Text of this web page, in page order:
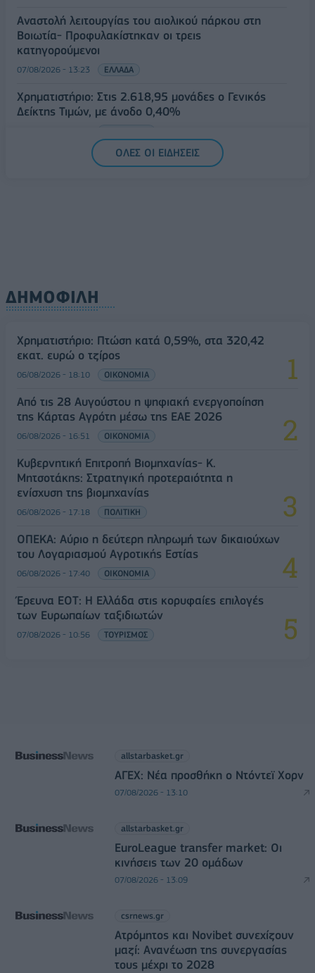
Αναστολή λειτουργίας του αιολικού πάρκου στη
Βοιωτία- Προφυλακίστηκαν οι τρεις
κατηγορούμενοι
07/08/2026 - 13:23 ΕΛΛΑΔΑ
Χρηματιστήριο: Στις 2.618,95 μονάδες ο Γενικός
Δείκτης Τιμών, με άνοδο 0,40%
ΟΛΕΣ ΟΙ ΕΙΔΗΣΕΙΣ
ΔΗΜΟΦΙΛΗ
Χρηματιστήριο: Πτώση κατά 0,59%, στα 320,42
εκατ. ευρώ ο τζίρος
06/08/2026 - 18:10 ΟΙΚΟΝΟΜΙΑ
Από τις 28 Αυγούστου η ψηφιακή ενεργοποίηση
της Κάρτας Αγρότη μέσω της ΕΑΕ 2026
06/08/2026 - 16:51 ΟΙΚΟΝΟΜΙΑ
Κυβερνητική Επιτροπή Βιομηχανίας- Κ.
Μητσοτάκης: Στρατηγική προτεραιότητα η
ενίσχυση της βιομηχανίας
06/08/2026 - 17:18 ΠΟΛΙΤΙΚΗ
ΟΠΕΚΑ: Αύριο η δεύτερη πληρωμή των δικαιούχων
του Λογαριασμού Αγροτικής Εστίας
06/08/2026 - 17:40 ΟΙΚΟΝΟΜΙΑ
Έρευνα ΕΟΤ: Η Ελλάδα στις κορυφαίες επιλογές
των Ευρωπαίων ταξιδιωτών
07/08/2026 - 10:56 ΤΟΥΡΙΣΜΟΣ
allstarbasket.gr
ΑΓΕΧ: Νέα προσθήκη ο Ντόντεϊ Χορν
07/08/2026 - 13:10
allstarbasket.gr
EuroLeague transfer market: Οι
κινήσεις των 20 ομάδων
07/08/2026 - 13:09
csrnews.gr
Ατρόμητος και Novibet συνεχίζουν
μαζί: Ανανέωση της συνεργασίας
τους μέχρι το 2028